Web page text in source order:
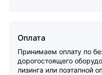
Оплата
Принимаем оплату по
дорогостоящего
лизинга или поэтапной